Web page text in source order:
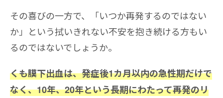
その喜びの一方で、「いつか再発するのではない
か」という拭いきれない不安を抱き続ける方もい
るのではないでしょうか。
くも膜下出血は、発症後1カ月以内の急性期だけで
なく、10年、20年という長期にわたって再発のリ